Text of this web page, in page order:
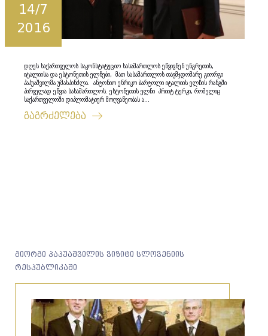
14/7
2016
დღეს საქართველოს საკონსტიტუციო სასამართლოს ეწვივნენ უნგრეთის,
იტალიისა და ესტონეთის ელჩები, მათ სასამართლოს თავმჯდომარე გიორგი
პაპუაშვილმა უმასპინძლა. ანტონიო ენრიკო ბარტოლი იტალიის ელჩის რანგში
პირველად ეწვია სასამართლოს. ესტონეთის ელჩი პრიიტ ტურკი, რომელიც
საქართველოში დიპლომატიურ მოღვაწეობას ა...
გაგრძელება
გიორგი პაპუაშვილის ვიზიტი სლოვენიის
რესპუბლიკაში